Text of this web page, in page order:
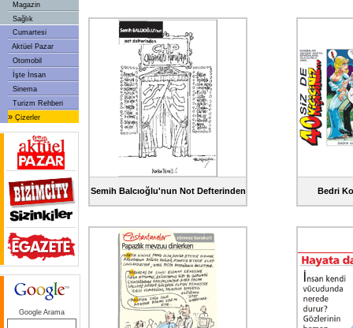
Magazin
Sağlık
Cumartesi
Aktüel Pazar
Otomobil
İşte İnsan
Sinema
Turizm Rehberi
» Çizerler
Google Arama
Semih Balcıoğlu'nun Not Defterinden Bedri